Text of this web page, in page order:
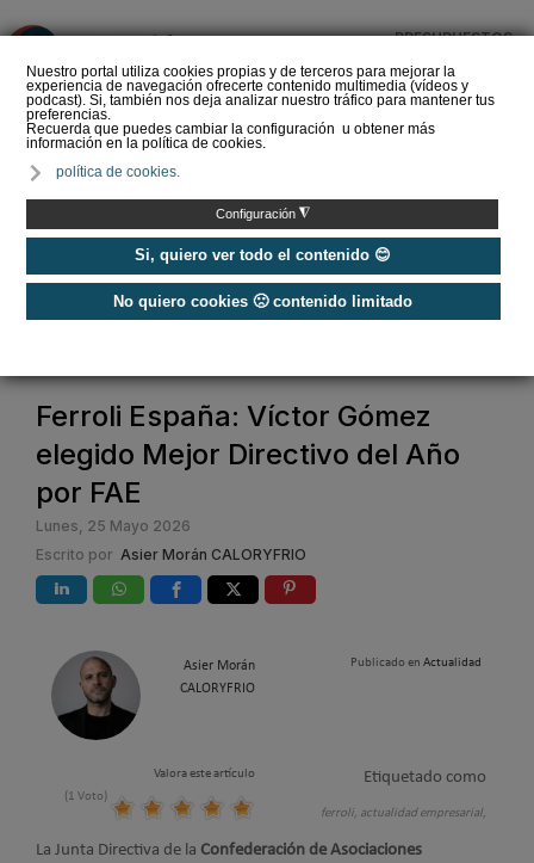
Nuestro portal utiliza cookies propias y de terceros para mejorar la
experiencia de navegación ofrecerte contenido multimedia (vídeos y
podcast). Si, también nos deja analizar nuestro tráfico para mantener tus
preferencias.
Recuerda que puedes cambiar la configuración u obtener más
información en la política de cookies.
política de cookies.
Configuración ◮
Si, quiero ver todo el contenido 😊
No quiero cookies 🙁 contenido limitado
PRESUPUESTOS
del Amperio (Episodio 3)
Noticias / Actualidad
/
Ferroli España: Víctor Gómez
elegido Mejor Directivo del Año
por FAE
Lunes, 25 Mayo 2026
Escrito por Asier Morán CALORYFRIO
Asier Morán
CALORYFRIO
Publicado en Actualidad
Valora este artículo
(1 Voto)
Etiquetado como
ferroli, actualidad empresarial,
La Junta Directiva de la Confederación de Asociaciones